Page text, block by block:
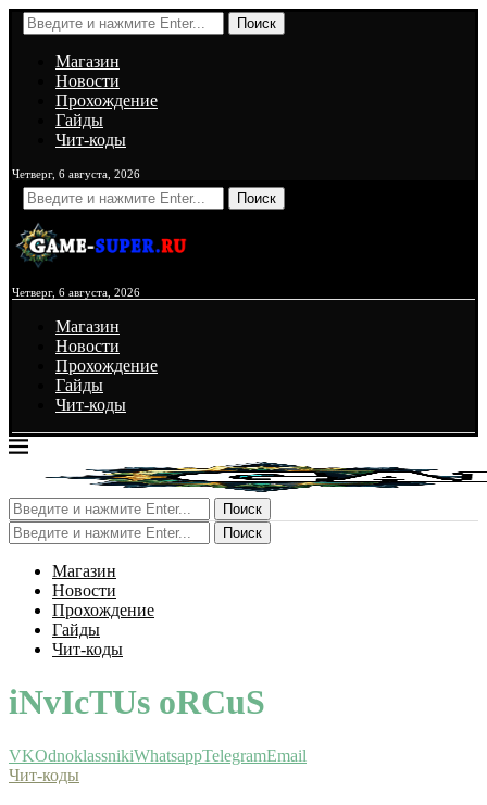
Поиск
Магазин
Новости
Прохождение
Гайды
Чит-коды
Четверг, 6 августа, 2026
Поиск
Четверг, 6 августа, 2026
Магазин
Новости
Прохождение
Гайды
Чит-коды
Поиск
Поиск
Магазин
Новости
Прохождение
Гайды
Чит-коды
iNvIcTUs oRCuS
VKOdnoklassnikiWhatsappTelegramEmail
Чит-коды